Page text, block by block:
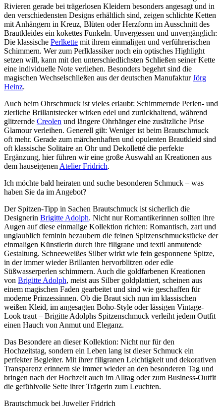
Rivieren gerade bei trägerlosen Kleidern besonders angesagt und in
den verschiedensten Designs erhältlich sind, zeigen schlichte Ketten
mit Anhängern in Kreuz, Blüten oder Herzform im Ausschnitt des
Brautkleides ein kokettes Funkeln. Unvergessen und unvergänglich:
Die klassische Perlkette mit ihrem einmaligen und verführerischen
Schimmern. Wer zum Perlklassiker noch ein optisches Highlight
setzen will, kann mit den unterschiedlichsten Schließen seiner Kette
eine individuelle Note verliehen. Besonders begehrt sind die
magischen Wechselschließen aus der deutschen ManufakturJörg
Heinz.
Auch beim Ohrschmuck ist vieles erlaubt: Schimmernde Perlen- und
zierliche Brillantstecker wirken edel und zurückhaltend, während
glitzernde Creolen und längere Ohrhänger eine zusätzliche Prise
Glamour verleihen. Generell gilt: Weniger ist beim Brautschmuck
oft mehr. Gerade zum märchenhaften und opulenten Brautkleid sind
oft klassische Solitaire an Ohr und Dekolletté die perfekte
Ergänzung, hier führen wir eine große Auswahl an Kreationen aus
dem hauseigenen Atelier Fridrich.
Ich möchte bald heiraten und suche besonderen Schmuck – was
haben Sie da im Angebot?
Der Spitzen-Tipp in Sachen Brautschmuck ist sicherlich die
Designerin Brigitte Adolph. Nicht nur Romantikerinnen sollten ihre
Augen auf diese einmalige Kollektion richten: Romantisch, zart und
unglaublich feminin bezaubern die feinen Spitzenschmuckstücke der
einmaligen Künstlerin durch ihre filigrane und textil anmutende
Gestaltung. Schneeweißes Silber wirkt wie fein gesponnene Spitze,
in der immer wieder Brillanten hervorblitzen oder edle
Süßwasserperlen schimmern. Auch die goldfarbenen Kreationen
von Brigitte Adolph, meist aus Silber goldplattiert, scheinen aus
einem magischen Faden gearbeitet und sind wie geschaffen für
moderne Prinzessinnen. Ob die Braut sich nun im klassischen
weißen Kleid, im angesagten Boho-Style oder lässigen Vintage-
Look traut – Brigitte Adolphs Spitzenschmuck verleiht jedem Outfit
einen Hauch von Anmut und Eleganz.
Das Besondere an dieser Kollektion: Nicht nur für den
Hochzeitstag, sondern ein Leben lang ist dieser Schmuck ein
perfekter Begleiter. Mit ihrer filigranen Leichtigkeit und dekorativen
Transparenz erinnern sie immer wieder an den besonderen Tag und
bringen nach der Hochzeit auch im Alltag oder zum Business-Outfit
die gefühlvolle Seite ihrer Trägerin zum Leuchten.
Brautschmuck bei Juwelier Fridrich